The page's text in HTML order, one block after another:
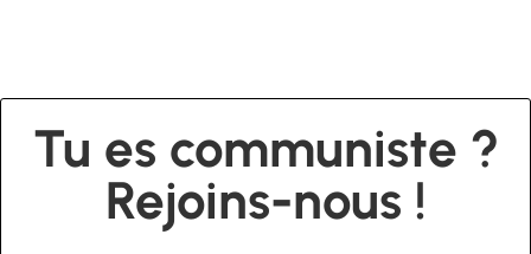
Tu es communiste ?
Rejoins-nous !